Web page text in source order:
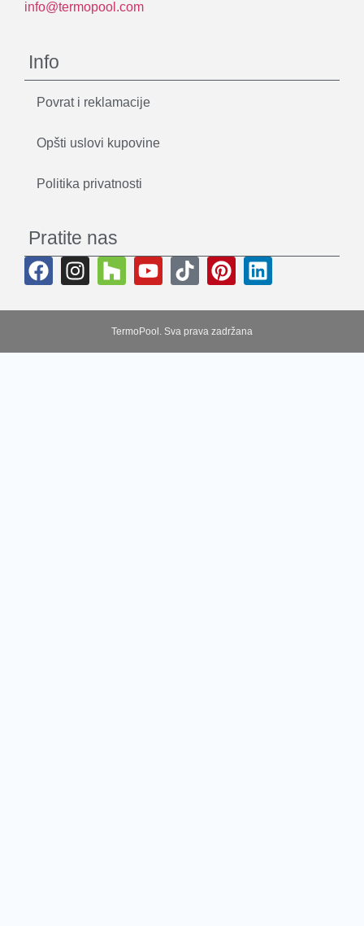
info@termopool.com
Info
Povrat i reklamacije
Opšti uslovi kupovine
Politika privatnosti
Pratite nas
TermoPool. Sva prava zadržana